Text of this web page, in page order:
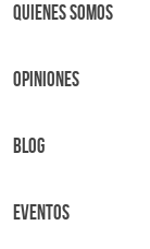
Quienes Somos
OPINIONES
BLOG
Eventos